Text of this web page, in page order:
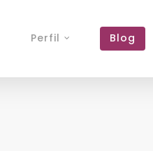
Perfil Blog